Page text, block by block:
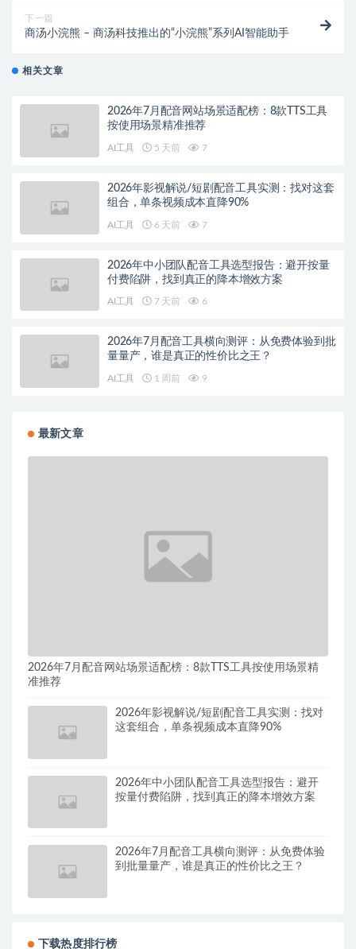
下一篇
商汤小浣熊 – 商汤科技推出的“小浣熊”系列AI智能助手
相关文章
2026年7月配音网站场景适配榜：8款TTS工具
按使用场景精准推荐
AI工具 5 天前 7
2026年影视解说/短剧配音工具实测：找对这套
组合，单条视频成本直降90%
AI工具 6 天前 7
2026年中小团队配音工具选型报告：避开按量
付费陷阱，找到真正的降本增效方案
AI工具 7 天前 6
2026年7月配音工具横向测评：从免费体验到批
量量产，谁是真正的性价比之王？
AI工具 1 周前 9
最新文章
2026年7月配音网站场景适配榜：8款TTS工具按使用场景精
准推荐
2026年影视解说/短剧配音工具实测：找对
这套组合，单条视频成本直降90%
2026年中小团队配音工具选型报告：避开
按量付费陷阱，找到真正的降本增效方案
2026年7月配音工具横向测评：从免费体验
到批量量产，谁是真正的性价比之王？
下载热度排行榜